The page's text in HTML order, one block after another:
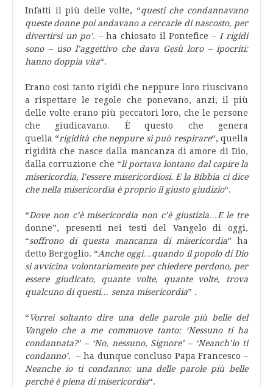
Infatti il più delle volte, “questi che condannavano
queste donne poi andavano a cercarle di nascosto, per
divertirsi un po’. – ha chiosato il Pontefice – I rigidi
sono – uso l’aggettivo che dava Gesù loro – ipocriti:
hanno doppia vita“.
Erano così tanto rigidi che neppure loro riuscivano
a rispettare le regole che ponevano, anzi, il più
delle volte erano più peccatori loro, che le persone
che giudicavano. È questo che genera
quella “rigidità che neppure si può respirare“, quella
rigidità che nasce dalla mancanza di amore di Dio,
dalla corruzione che “li portava lontano dal capire la
misericordia, l’essere misericordiosi. E la Bibbia ci dice
che nella misericordia è proprio il giusto giudizio“.
“Dove non c’è misericordia non c’è giustizia…E le tre
donne”, presenti nei testi del Vangelo di oggi,
“soffrono di questa mancanza di misericordia” ha
detto Bergoglio. “Anche oggi…quando il popolo di Dio
si avvicina volontariamente per chiedere perdono, per
essere giudicato, quante volte, quante volte, trova
qualcuno di questi… senza misericordia” .
“Vorrei soltanto dire una delle parole più belle del
Vangelo che a me commuove tanto: ‘Nessuno ti ha
condannata?’ – ‘No, nessuno, Signore’ – ‘Neanch’io ti
condanno’. – ha dunque concluso Papa Francesco –
Neanche io ti condanno: una delle parole più belle
perché è piena di misericordia“.